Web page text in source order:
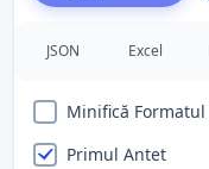
JSON Excel
Minifică Formatul
Primul Antet